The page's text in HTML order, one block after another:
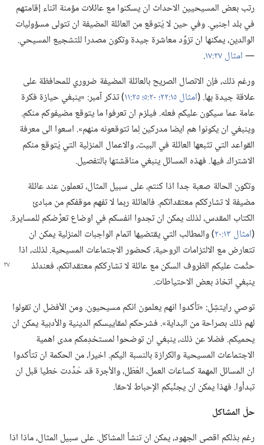
رتب بعض المسيحيين الاحداث ان يسكنوا مع عائلات مؤمنة اثناء إقامتهم
في بلد اجنبي.‏ وفي حين لا يُتوقع من العائلة المضيفة ان تتولى مسؤوليات
الوالدين،‏ يمكنها ان تزوِّد معاشرة جيدة وتكون مصدرا للتشجيع المسيحي.‏
—‏امثال ٢٧:‏١٧
‏.‏
ورغم ذلك،‏ فإن الاتصال الصريح بالعائلة المضيفة ضروري للمحافظة على
علاقة جيدة بها.‏ (‏امثال ١٥:‏٢٢؛‏
‏)‏ تذكر آمبر:‏ «ينبغي حيازة فكرة
عامة عما سيكون عليكم فعله.‏ فيلزم ان تعرفوا ما يتوقع مضيفوكم منكم.‏
وينبغي ان يكونوا هم ايضا مدركين لِما تتوقعونه منهم».‏ اسعوا الى معرفة
القواعد التي تتّبعها العائلة في البيت،‏ والاعمال المنزلية التي يُتوقع منكم
الاشتراك فيها.‏ فهذه المسائل ينبغي مناقشتها بالتفصيل.‏
وتكون الحالة صعبة جدا اذا كنتم،‏ على سبيل المثال،‏ تعملون عند عائلة
مضيفة لا تشارككم معتقداتكم.‏ فالعائلة ربما لا تفهم موقفكم من مبادئ
الكتاب المقدس،‏ لذلك يمكن ان تجدوا انفسكم في اوضاع تعرِّضكم للمسايرة.‏
(‏امثال ١٣:‏٢٠
‏)‏ والمطالب التي يقتضيها اتمام الواجبات المنزلية يمكن ان
تتعارض مع الالتزامات الروحية،‏ كحضور الاجتماعات المسيحية.‏ لذلك،‏ اذا
حتَّمت عليكم الظروف السكنمع عائلة لا تشارككم معتقداتكم،‏ فعندئذ
ينبغي اتخاذ بعض الاحتياطات.‏
توصي رايتشِل:‏ «تأكدوا انهم يعلمون انكم مسيحيون.‏ ومن الأفضل ان تقولوا
لهم ذلك بصراحة من البداية».‏ فشرحكم لمقاييسكم الدينية والأدبية يمكن ان
يحميكم.‏ فضلا عن ذلك،‏ ينبغي ان توضحوا لمستخدِمكم مدى اهمية
الاجتماعات المسيحية والكرازة بالنسبة اليكم.‏ اخيرا،‏ من الحكمة ان تتأكدوا
ان المسائل المهمة كساعات العمل،‏ العُطَل،‏ والأجرة قد حُدِّدت خطيا قبل ان
تبدأوا.‏ فهذا يمكن ان يجنِّبكم الإحباط لاحقا.‏
حلّ المشاكل
رغم بذلكم اقصى الجهود،‏ يمكن ان تنشأ المشاكل.‏ على سبيل المثال،‏ ماذا اذا